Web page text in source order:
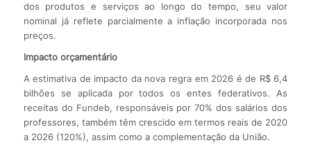
dos produtos e serviços ao longo do tempo, seu valor
nominal já reflete parcialmente a inflação incorporada nos
preços.
Impacto orçamentário
A estimativa de impacto da nova regra em 2026 é de R$ 6,4
bilhões se aplicada por todos os entes federativos. As
receitas do Fundeb, responsáveis por 70% dos salários dos
professores, também têm crescido em termos reais de 2020
a 2026 (120%), assim como a complementação da União.